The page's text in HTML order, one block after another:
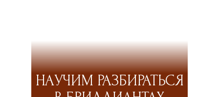
НАУЧИМ РАЗБИРАТЬСЯ